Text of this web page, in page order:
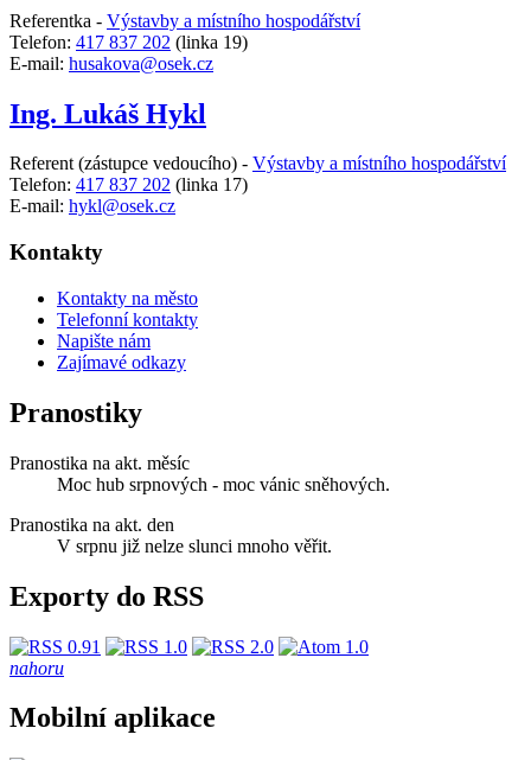
Referentka - Výstavby a místního hospodářství
Telefon: 417 837 202 (linka 19)
E-mail: husakova@osek.cz
Ing. Lukáš Hykl
Referent (zástupce vedoucího) - Výstavby a místního hospodářství
Telefon: 417 837 202 (linka 17)
E-mail: hykl@osek.cz
Kontakty
Kontakty na město
Telefonní kontakty
Napište nám
Zajímavé odkazy
Pranostiky
Pranostika na akt. měsíc
Moc hub srpnových - moc vánic sněhových.
Pranostika na akt. den
V srpnu již nelze slunci mnoho věřit.
Exporty do RSS
nahoru
Mobilní aplikace